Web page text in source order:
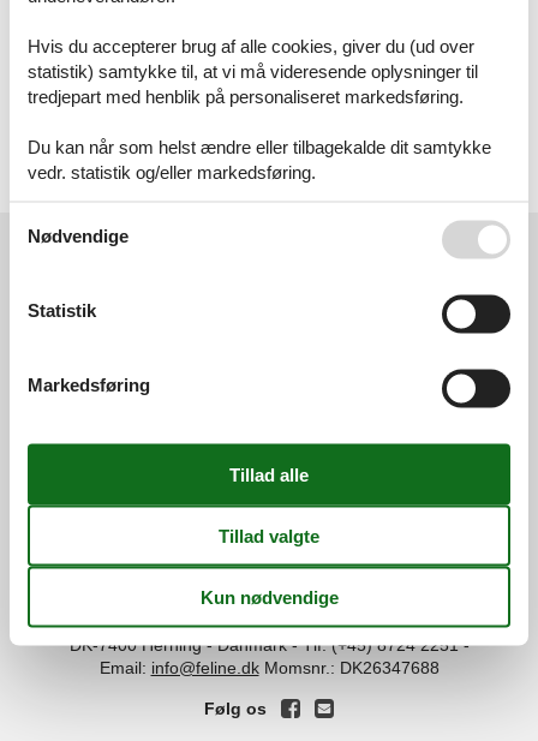
Geografier
Alle
Nordjylland
Slettestrand
Din tryghed
©Feline Holidays-Feline Holidays A/S-Nygade 8B, 2.th -
DK-7400 Herning-Danmark -Tlf: (+45) 8724 2251-
Email: info@feline.dk Momsnr.: DK26347688
Følg os
Hvis du accepterer brug af alle cookies, giver du (ud over
statistik) samtykke til, at vi må videresende oplysninger til
tredjepart med henblik på personaliseret markedsføring.
Du kan når som helst ændre eller tilbagekalde dit samtykke
vedr. statistik og/eller markedsføring.
Nødvendige
Statistik
Markedsføring